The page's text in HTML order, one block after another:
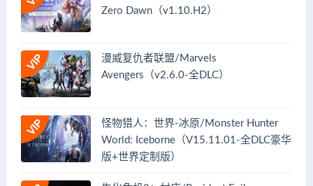
Zero Dawn（v1.10.H2）
漫威复仇者联盟/Marvels
Avengers（v2.6.0-全DLC）
怪物猎人：世界-冰原/Monster Hunter
World: Iceborne（V15.11.01-全DLC豪华
版+世界定制版）